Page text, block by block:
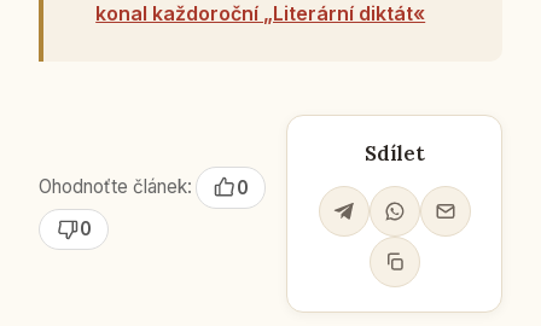
konal každoroční „Literární diktát«
Ohodnoťte článek:
0
0
Sdílet